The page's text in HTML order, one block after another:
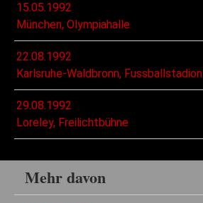
15.05.1992
München, Olympiahalle
22.08.1992
Karlsruhe-Waldbronn, Fussballstadion
29.08.1992
Loreley, Freilichtbühne
Mehr davon